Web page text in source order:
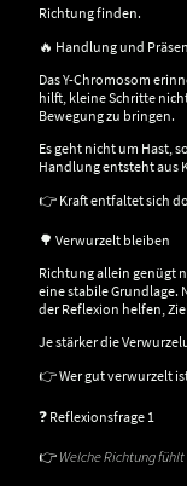
Richtung finden.
🔥 Handlung und
Das Y-Chromosom
hilft, kleine Schritte
Bewegung zu bringen.
Es geht nicht um Hast,
Handlung entsteht aus
👉 Kraft entfaltet sich
🌳 Verwurzelt bleiben
Richtung allein genügt
eine stabile Grundlage.
der Reflexion helfen,
Je stärker die
👉 Wer gut verwurzelt
❓ Reflexionsfrage 1
👉 Welche Richtung